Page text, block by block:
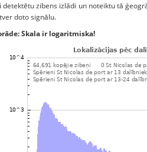
detektētu zibens izlādi un noteiktu tā
doto signālu.
Skala ir logaritmiska!